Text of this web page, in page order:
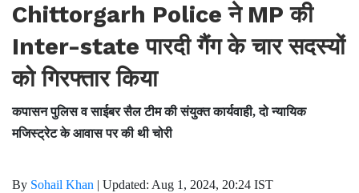
Chittorgarh Police ने MP की
Inter-state पारदी गैंग के चार सदस्यों
को गिरफ्तार किया
कपासन पुलिस व साईबर सैल टीम की संयुक्त कार्यवाही, दो न्यायिक
मजिस्ट्रेट के आवास पर की थी चोरी
By Sohail Khan | Updated: Aug 1, 2024, 20:24 IST